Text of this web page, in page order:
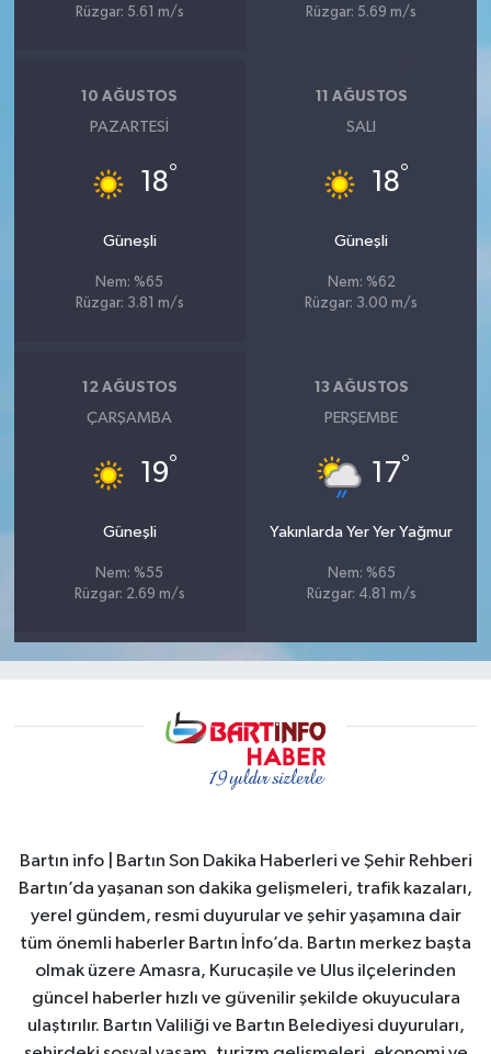
Rüzgar: 5.61 m/s
Rüzgar: 5.69 m/s
10 AĞUSTOS
PAZARTESI
18°
Güneşli
Nem: %65
Rüzgar: 3.81 m/s
11 AĞUSTOS
SALI
18°
Güneşli
Nem: %62
Rüzgar: 3.00 m/s
12 AĞUSTOS
ÇARŞAMBA
19°
Güneşli
Nem: %55
Rüzgar: 2.69 m/s
13 AĞUSTOS
PERŞEMBE
17°
Yakınlarda Yer Yer Yağmur
Nem: %65
Rüzgar: 4.81 m/s
Bartın info | Bartın Son Dakika Haberleri ve Şehir Rehberi
Bartın’da yaşanan son dakika gelişmeleri, trafik kazaları,
yerel gündem, resmi duyurular ve şehir yaşamına dair
tüm önemli haberler Bartın İnfo’da. Bartın merkez başta
olmak üzere Amasra, Kurucaşile ve Ulus ilçelerinden
güncel haberler hızlı ve güvenilir şekilde okuyuculara
ulaştırılır. Bartın Valiliği ve Bartın Belediyesi duyuruları,